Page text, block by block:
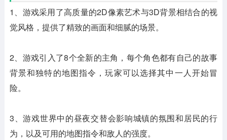
1、游戏采用了高质量的2D像素艺术与3D背景相结合的视
觉风格，提供了精致的画面和细腻的场景。
2、游戏引入了8个全新的主角，每个角色都有自己的故事
背景和独特的地图指令，玩家可以选择其中一人开始冒
险。
3、游戏世界中的昼夜交替会影响城镇的氛围和居民的行
为，以及可用的地图指令和敌人的强度。